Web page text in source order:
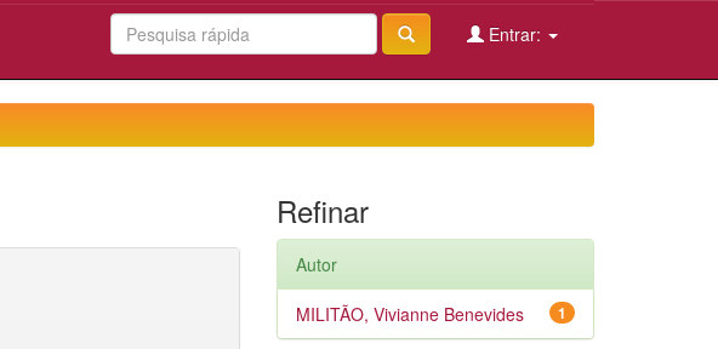
Entrar:
Refinar
Autor
1
MILITÃO, Vivianne Benevides